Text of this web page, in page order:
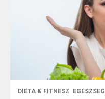
DIÉTA & FITNESZ EGÉSZSÉG